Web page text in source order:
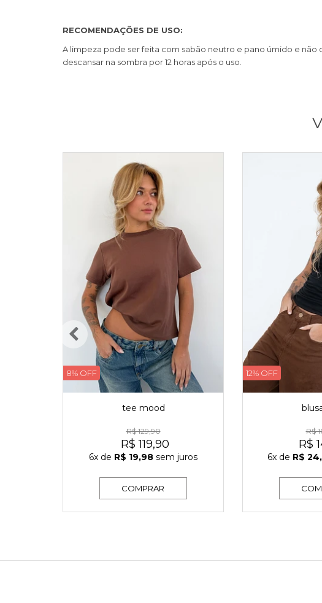
RECOMENDAÇÕES DE USO:
A limpeza pode ser feita com sabão neutro e pano úmido e
descansar na sombra por 12 horas após o uso.
8% OFF
tee mood
R$ 129,90
R$ 119,90
6x de R$ 19,98 sem juros
COMPRAR
12% OFF
R$
R$
6x de R$